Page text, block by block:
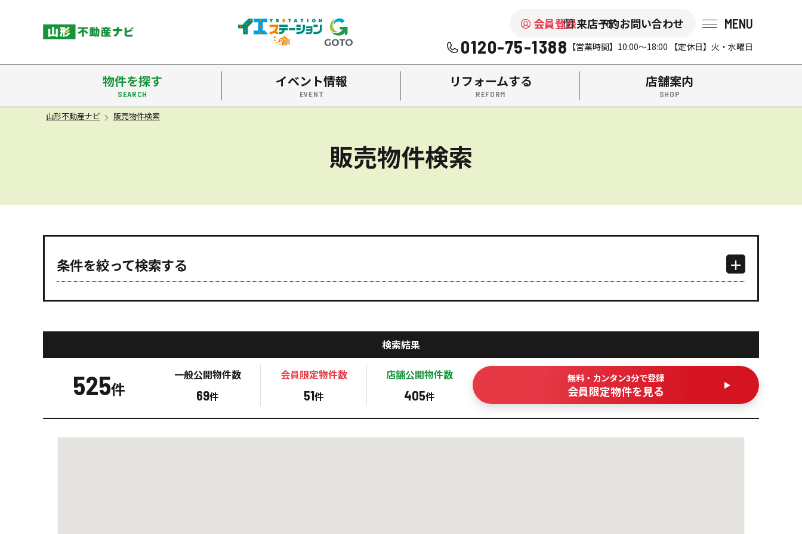
米沢市を中心に南陽市・高畠町・長井市の不動産をお探しなら、株式会社後藤組（イエステーション米沢店・南陽店）の『山形不
会員登録来店予約お問い合わせ MENU
0120-75-1388 【営業時間】10:00～18:00 【定休日】火・水曜日
物件を探す イベント情報 リフォームする 店舗案内
山形不動産ナビ 販売物件検索
販売物件検索
条件を絞って検索する
検索結果
525件
一般公開物件数
69件
会員限定物件数
51件
店舗公開物件数
405件
無料・カンタン3分で登録
会員限定物件を見る